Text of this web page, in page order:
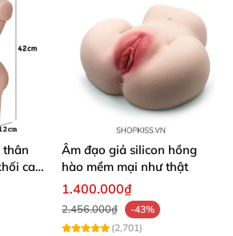
thân
cao
Âm đạo giả silicon hồng
hào mềm mại như thật
1.400.000₫
2.456.000₫
-43%
(2,701)